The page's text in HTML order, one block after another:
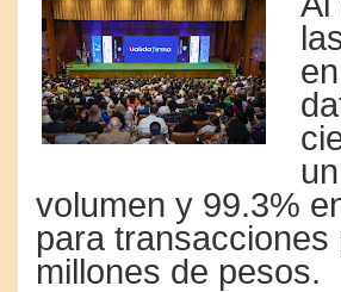
volumen y 99.3%
para
millones de pesos.